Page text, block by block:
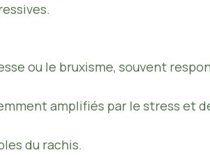
ou le bruxisme, souvent
amplifiés par le stress et
du rachis.